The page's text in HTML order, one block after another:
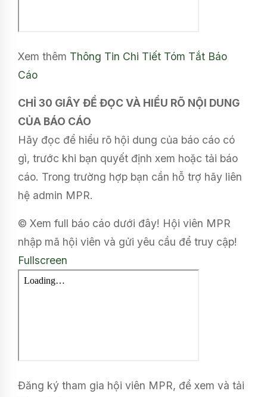
Xem thêm Thông Tin Chi Tiết Tóm Tắt Báo
Cáo
CHỈ 30 GIÂY ĐỂ ĐỌC VÀ HIỂU RÕ NỘI DUNG
CỦA BÁO CÁO
Hãy đọc để hiểu rõ hội dung của báo cáo có
gì, trước khi bạn quyết định xem hoặc tải báo
cáo. Trong trường hợp bạn cần hỗ trợ hãy liên
hệ admin MPR.
© Xem full báo cáo dưới đây! Hội viên MPR
nhập mã hội viên và gửi yêu cầu để truy cập!
Fullscreen
Đăng ký tham gia hội viên MPR, để xem và tải